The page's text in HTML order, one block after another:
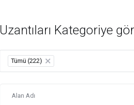
Uzantıları Kategoriye
Tümü (222) ×
Alan Adı